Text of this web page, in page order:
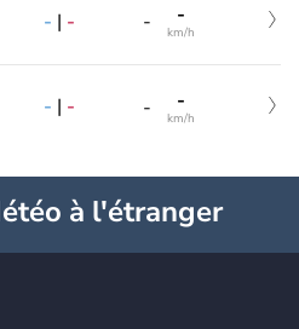
- | - - -
km/h
- | - - -
km/h
à l'étranger